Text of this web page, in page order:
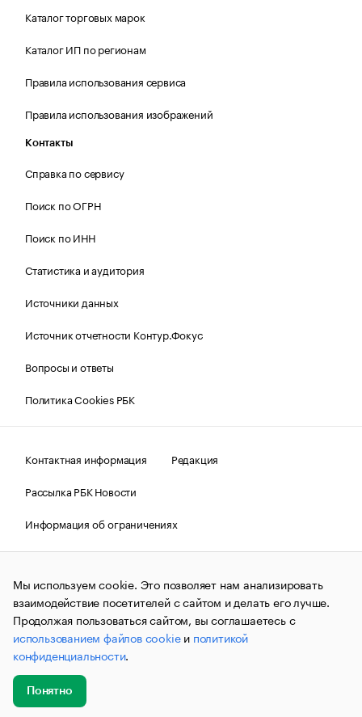
Каталог торговых марок
Каталог ИП по регионам
Правила использования сервиса
Правила использования изображений
Контакты
Справка по сервису
Поиск по ОГРН
Поиск по ИНН
Статистика и аудитория
Источники данных
Источник отчетности Контур.Фокус
Вопросы и ответы
Политика Cookies РБК
Контактная информация
Редакция
Рассылка РБК Новости
Информация об ограничениях
Правовая информация
О соблюдении авторских прав
© АО «РОСБИЗНЕСКОНСАЛТИНГ»,1995–2026.Сообщения
и материалы информационного агентства «РБК»
(зарегистрировано Федеральной службой по надзору в сфере
связи, информационных технологий и массовых
коммуникаций (Роскомнадзор) 09.12.2015 за номером ИА
№ФС77-63848) сопровождаются пометкой «РБК». Отдельные
публикации могут содержать информацию,
не предназначенную для пользователей
до 18 лет.
Мы используем cookie. Это позволяет нам анализировать
взаимодействие посетителей с сайтом и делать его лучше.
Продолжая пользоваться сайтом, вы соглашаетесь с
использованием файлов cookieи политикой
конфиденциальности.
Понятно